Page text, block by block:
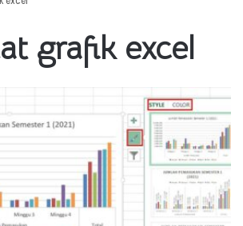
grafik excel